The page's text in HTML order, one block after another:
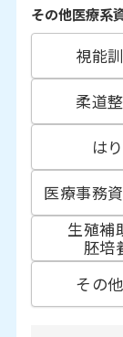
その他医療系
視能
柔道
は
医療事務資
生殖補
胚培
その